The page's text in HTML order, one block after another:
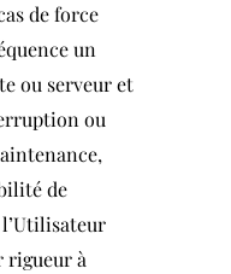
de force
un
ou serveur et
ou
de
l’Utilisateur
rigueur à